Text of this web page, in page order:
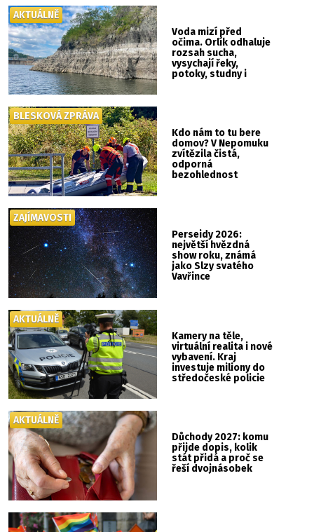
Voda mizí před
očima. Orlík odhaluje
rozsah sucha,
vysychají řeky,
potoky, studny i
AKTUÁLNĚ
Kdo nám to tu bere
domov? V Nepomuku
zvítězila čistá,
odporná
bezohlednost
BLESKOVÁ ZPRÁVA
Perseidy 2026:
největší hvězdná
show roku, známá
jako Slzy svatého
Vavřince
ZAJÍMAVOSTI
Kamery na těle,
virtuální realita i nové
vybavení. Kraj
investuje miliony do
středočeské policie
AKTUÁLNĚ
Důchody 2027: komu
přijde dopis, kolik
stát přidá a proč se
řeší dvojnásobek
AKTUÁLNĚ